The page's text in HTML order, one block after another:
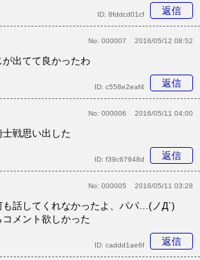
返信
ID: 8fddcd01cf
No: 000007 2016/05/12 08:52
出てて良かったわ
返信
ID: c558e2eaf4
No: 000006 2016/05/11 04:00
戦思い出した
返信
ID: f39c67948d
No: 000005 2016/05/11 03:28
も話してくれなかったよ、パパ…(ノД`)
メント欲しかった
返信
ID: caddd1ae6f